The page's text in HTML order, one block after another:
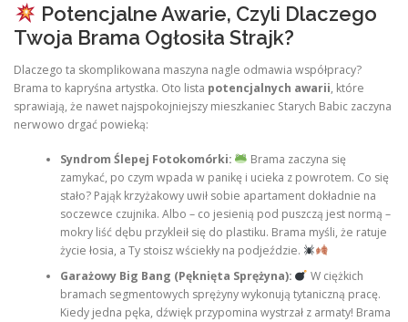
Potencjalne Awarie, Czyli Dlaczego
Twoja Brama Ogłosiła Strajk?
Dlaczego ta skomplikowana maszyna nagle odmawia współpracy?
Brama to kapryśna artystka. Oto lista potencjalnych awarii, które
sprawiają, że nawet najspokojniejszy mieszkaniec Starych Babic zaczyna
nerwowo drgać powieką:
Syndrom Ślepej Fotokomórki:
Brama zaczyna się
zamykać, po czym wpada w panikę i ucieka z powrotem. Co się
stało? Pająk krzyżakowy uwił sobie apartament dokładnie na
soczewce czujnika. Albo – co jesienią pod puszczą jest normą –
mokry liść dębu przykleił się do plastiku. Brama myśli, że ratuje
życie łosia, a Ty stoisz wściekły na podjeździe.
Garażowy Big Bang (Pęknięta Sprężyna):
W ciężkich
bramach segmentowych sprężyny wykonują tytaniczną pracę.
Kiedy jedna pęka, dźwięk przypomina wystrzał z armaty! Brama